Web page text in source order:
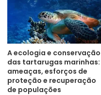
A ecologia e conservação
das tartarugas marinhas:
ameaças, esforços de
proteção e recuperação
de populações